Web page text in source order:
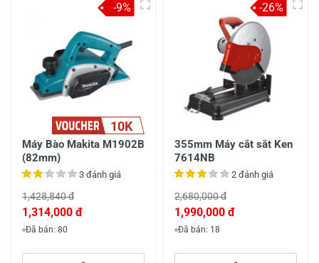
10K
Máy Bào Makita M1902B
(82mm)
3 đánh giá
1,428,840 đ
1,314,000 đ
Đã bán: 80
-9%
355mm Máy cắt sắt Ken
7614NB
2 đánh giá
2,680,000 đ
1,990,000 đ
Đã bán: 18
-26%